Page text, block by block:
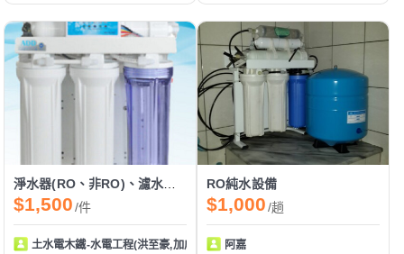
$1,500/件
土水電木鐵-水電工程(洪至豪,加成發實業)
RO純水設備
$1,000/趟
阿嘉